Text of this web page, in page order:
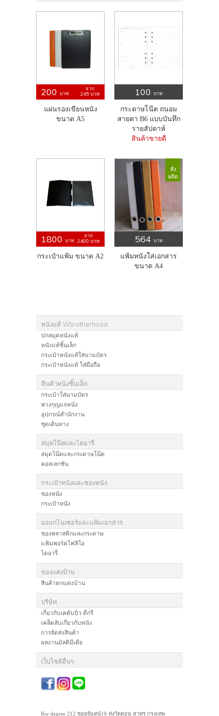
200 บาท
จาก
245 บาท
แผ่นรองเขียนหนัง
ขนาด A5
100 บาท
กระดาษโน๊ต ถนอม
สายตา B6 แบบบันทึก
รายสัปดาห์
สินค้าขายดี
1800 บาท
จาก
2400 บาท
กระเป๋าแฟ้ม ขนาด A2
564 บาท
แฟ้มหนังใส่เอกสาร
ขนาด A4
สั่ง
ผลิต
หนังแท้ Wbrotherhood
ปกสมุดหนังแท้
หนังแท้ชิ้นเล็ก
กระเป๋าหนังแท้ใส่นามบัตร
กระเป๋าหนังแท้ ใส่มือถือ
สินค้าหนังชิ้นเล็ก
กระเป๋าใส่นามบัตร
พวงกุญแจหนัง
อุปกรณ์สำนักงาน
ชุดเดินทาง
สมุดโน๊ตและไดอารี่
สมุดโน๊ตและกระดาษโน๊ต
คอลเลกชัน
กระเป๋าหนังและซองหนัง
ซองหนัง
กระเป๋าหนัง
ออแกไนเซอร์และแฟ้มเอกสาร
ซองพลาสติกและกระดาษ
แฟ้มพอร์ตโฟลิโอ
ไดอารี่
ของแต่งบ้าน
สินค้าตกแต่งบ้าน
บริษัท
เกี่ยวกับเคดับบิว ดีกรี
เคล็ดลับเกี่ยวกับหนัง
การจัดส่งสินค้า
ผลงานมัลติมีเดีย
เว็บไซต์อื่นๆ
Kw degree 212 ซอยจันทน์16 ทุ่งวัดดอน สาทร กรุงเทพ